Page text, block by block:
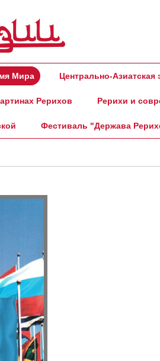
Мира Центрально-Азиатская
Рерихов Рерихи и
Фестиваль "Держава